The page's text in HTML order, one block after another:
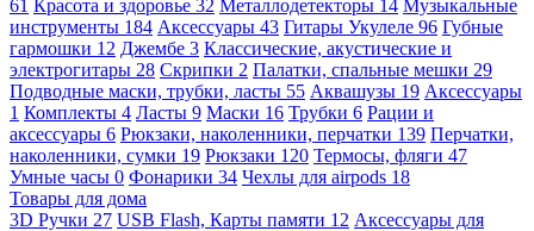
61 Красота и здоровье 32 Металлодетекторы 14 Музыкальные
инструменты 184 Аксессуары 43 Гитары Укулеле 96 Губные
гармошки 12 Джембе 3 Классические, акустические и
электрогитары 28 Скрипки 2 Палатки, спальные мешки 29
Подводные маски, трубки, ласты 55 Аквашузы 19 Аксессуары
1 Комплекты 4 Ласты 9 Маски 16 Трубки 6 Рации и
аксессуары 6 Рюкзаки, наколенники, перчатки 139 Перчатки,
наколенники, сумки 19 Рюкзаки 120 Термосы, фляги 47
Умные часы 0 Фонарики 34 Чехлы для airpods 18
Товары для дома
3D Ручки 27 USB Flash, Карты памяти 12 Аксессуары для